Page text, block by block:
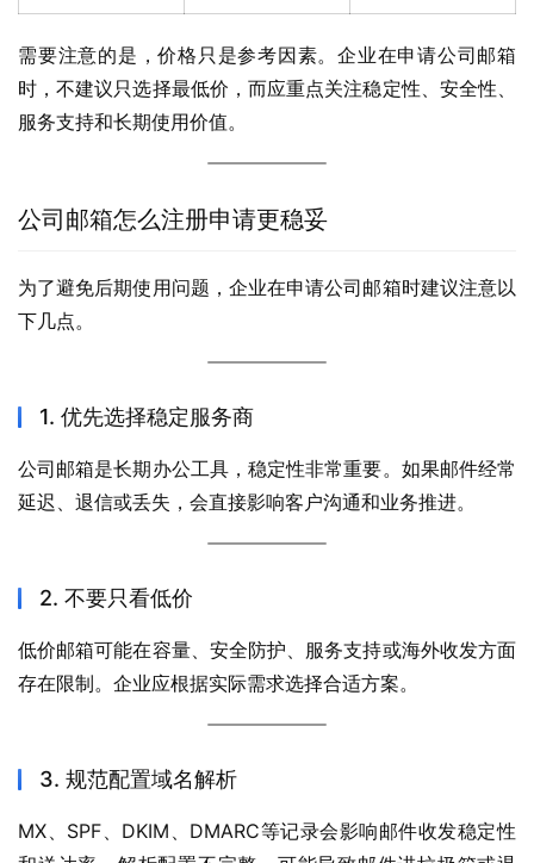
需要注意的是，价格只是参考因素。企业在申请公司邮箱
时，不建议只选择最低价，而应重点关注稳定性、安全性、
服务支持和长期使用价值。
公司邮箱怎么注册申请更稳妥
为了避免后期使用问题，企业在申请公司邮箱时建议注意以
下几点。
1. 优先选择稳定服务商
公司邮箱是长期办公工具，稳定性非常重要。如果邮件经常
延迟、退信或丢失，会直接影响客户沟通和业务推进。
2. 不要只看低价
低价邮箱可能在容量、安全防护、服务支持或海外收发方面
存在限制。企业应根据实际需求选择合适方案。
3. 规范配置域名解析
MX、SPF、DKIM、DMARC等记录会影响邮件收发稳定性